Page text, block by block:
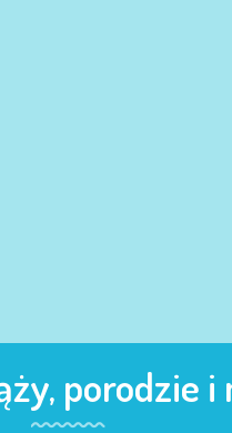
porodzie